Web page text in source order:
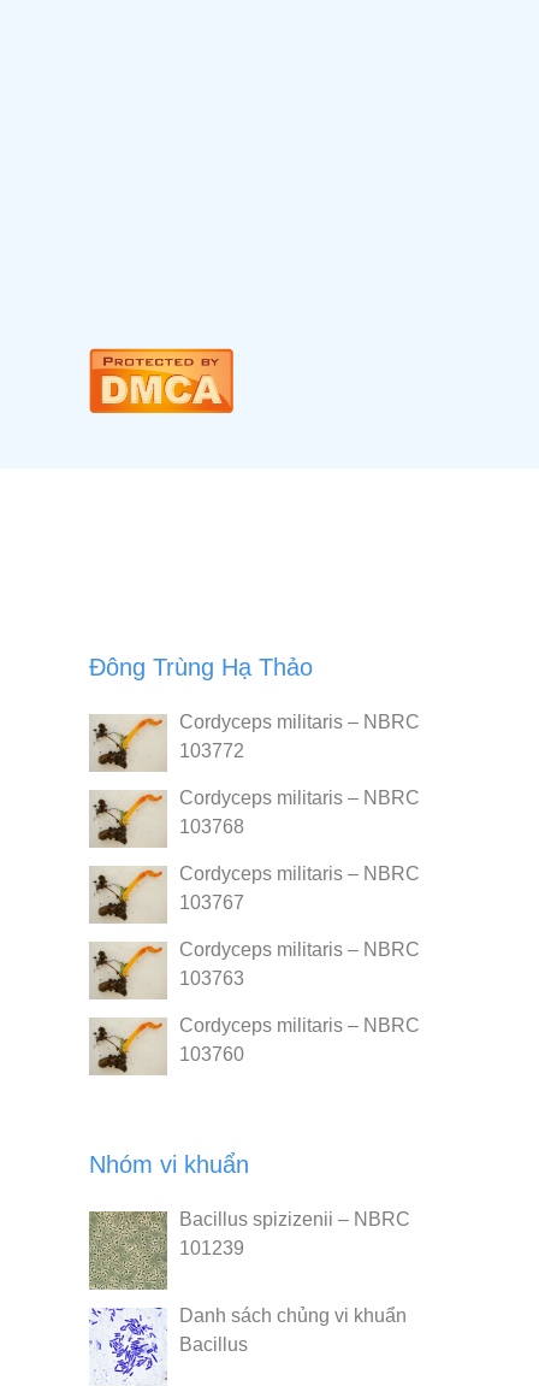
Đông Trùng Hạ Thảo
Cordyceps militaris – NBRC
103772
Cordyceps militaris – NBRC
103768
Cordyceps militaris – NBRC
103767
Cordyceps militaris – NBRC
103763
Cordyceps militaris – NBRC
103760
Nhóm vi khuẩn
Bacillus spizizenii – NBRC
101239
Danh sách chủng vi khuẩn
Bacillus